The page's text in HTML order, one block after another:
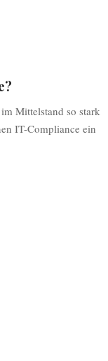
Mittelstand so stark
IT-Compliance ein